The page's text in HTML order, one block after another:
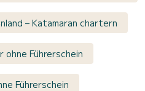
– Katamaran chartern
Führerschein
Führerschein